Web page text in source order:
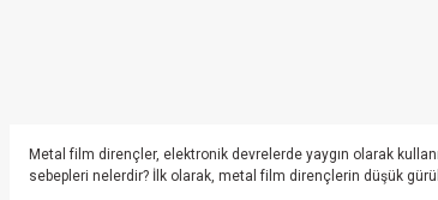
Metal film dirençler, elektronik devrelerde yaygın olarak
sebepleri nelerdir? İlk olarak, metal film dirençlerin düşük